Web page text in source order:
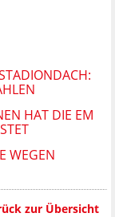
HAT DIE EM
WEGEN
zur Übersicht